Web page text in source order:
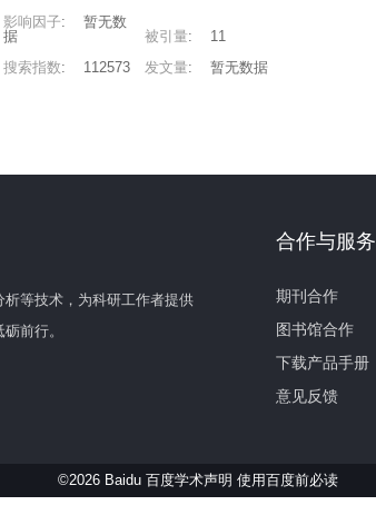
影响因子:
暂无数
据
被引量:
11
搜索指数: 112573 发文量: 暂无数据
等技术，为科研工作者提供
前行。
合作与服务
期刊合作
图书馆合作
下载产品手册
意见反馈
©2026 Baidu 百度学术声明 使用百度前必读